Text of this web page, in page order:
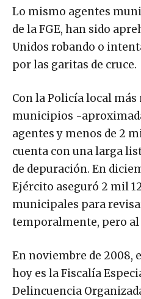
Lo mismo agentes
de la FGE, han sido
Unidos robando o
por las garitas de cruce.
Con la Policía local
municipios -
agentes y menos de 2
cuenta con una larga
de depuración. En
Ejército aseguró 2 mil
municipales para
temporalmente, pero al
En noviembre de 2008,
hoy es la Fiscalía
Delincuencia